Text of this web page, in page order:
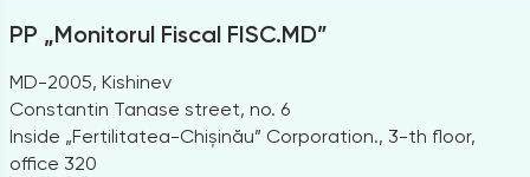
PP „Monitorul Fiscal FISC.MD”
MD-2005, Kishinev
Constantin Tanase street, no. 6
Inside „Fertilitatea-Chișinău” Corporation., 3-th floor,
office 320